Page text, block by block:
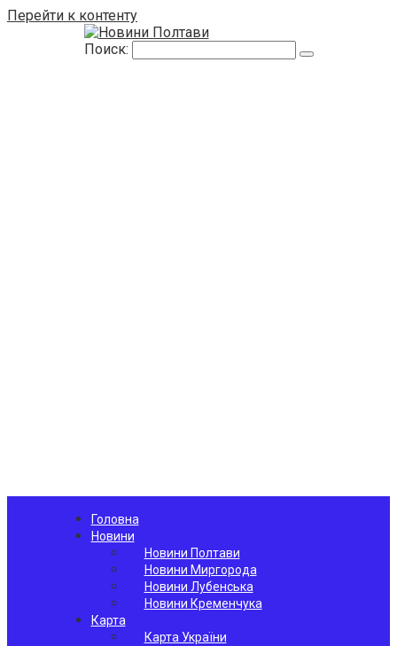
Перейти к контенту
Поиск:
Головна
Новини
Новини Полтави
Новини Миргорода
Новини Лубенська
Новини Кременчука
Карта
Карта України